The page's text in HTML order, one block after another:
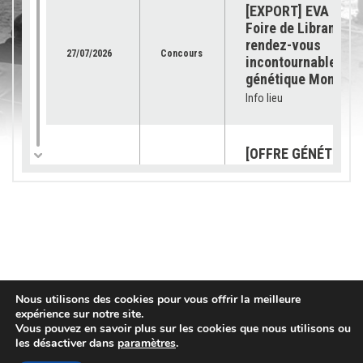
27/07/2026 Concours
[EXPORT] EVA
Foire de Libramont
rendez-vous
incontournable
génétique
Info lieu
[OFFRE
03/07/2026 Services
demandes sont
pour les « petits
Info lieu
Nous utilisons des cookies pour vous offrir la meilleure
expérience sur notre site.
Vous pouvez en savoir plus sur les cookies que nous utilisons ou
les désactiver dans paramètres.